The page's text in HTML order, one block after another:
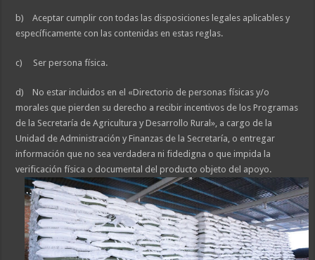
b) Aceptar cumplir con todas las disposiciones legales aplicables y
específicamente con las contenidas en estas reglas.
c) Ser persona física.
d) No estar incluidos en el «Directorio de personas físicas y/o
morales que pierden su derecho a recibir incentivos de los Programas
de la Secretaría de Agricultura y Desarrollo Rural», a cargo de la
Unidad de Administración y Finanzas de la Secretaría, o entregar
información que no sea verdadera ni fidedigna o que impida la
verificación física o documental del producto objeto del apoyo.